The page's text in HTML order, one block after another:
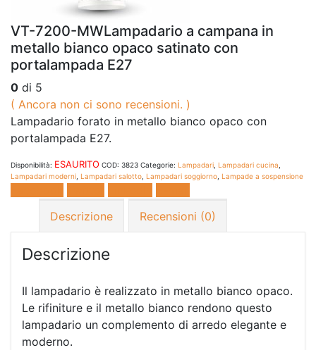
VT-7200-MWLampadario a campana in
metallo bianco opaco satinato con
portalampada E27
0 di 5
( Ancora non ci sono recensioni. )
Lampadario forato in metallo bianco opaco con
portalampada E27.
Disponibilità: ESAURITO COD: 3823 Categorie: Lampadari Lampadari cucina
Lampadari moderni Lampadari salotto Lampadari soggiorno Lampade a sospensione
Descrizione
Recensioni (0)
Descrizione
Il lampadario è realizzato in metallo bianco opaco.
Le rifiniture e il metallo bianco rendono questo
lampadario un complemento di arredo elegante e
moderno.